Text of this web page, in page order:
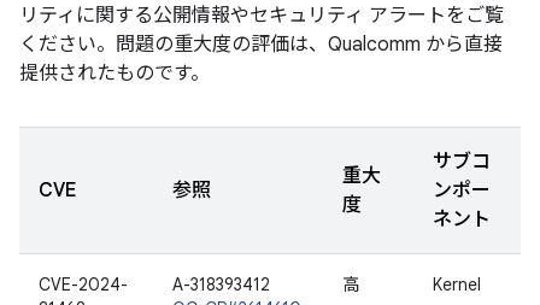
リティに関する公開情報やセキュリティ アラートをご覧
ください。問題の重大度の評価は、Qualcomm から直接
提供されたものです。
CVE 参照
重大
度
サブコ
ンポー
ネント
CVE-2024-
A-318393412
高 Kernel